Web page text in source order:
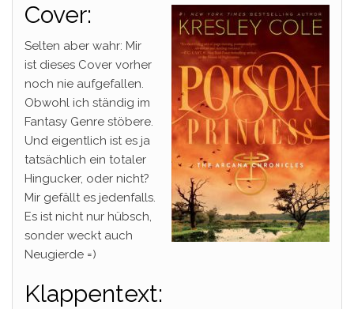
Cover:
Selten aber wahr: Mir
ist dieses Cover vorher
noch nie aufgefallen.
Obwohl ich ständig im
Fantasy Genre stöbere.
Und eigentlich ist es ja
tatsächlich ein totaler
Hingucker, oder nicht?
Mir gefällt es jedenfalls.
Es ist nicht nur hübsch,
sonder weckt auch
Neugierde =)
Klappentext: